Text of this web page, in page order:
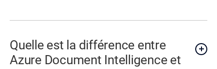
Quelle est la différence entre
Azure Document Intelligence et